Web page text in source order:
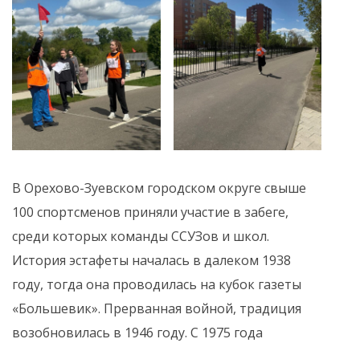
В Орехово-Зуевском городском округе свыше
100 спортсменов приняли участие в забеге,
среди которых команды ССУЗов и школ.
История эстафеты началась в далеком 1938
году, тогда она проводилась на кубок газеты
«Большевик». Прерванная войной, традиция
возобновилась в 1946 году. С 1975 года